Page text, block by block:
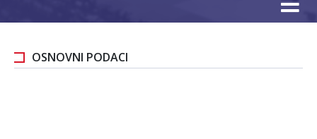
OSNOVNI PODACI